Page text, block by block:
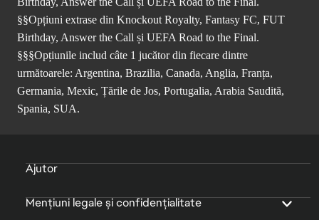
§§Opțiuni extrase din Knockout Royalty, Fantasy FC, FUT
Birthday, Answer the Call și UEFA Road to the Final.
§§§Opțiunile includ câte 1 jucător din fiecare dintre
următoarele: Argentina, Brazilia, Canada, Anglia, Franța,
Germania, Mexic, Țările de Jos, Portugalia, Arabia Saudită,
Spania, SUA.
Ajutor
Mențiuni legale și confidențialitate